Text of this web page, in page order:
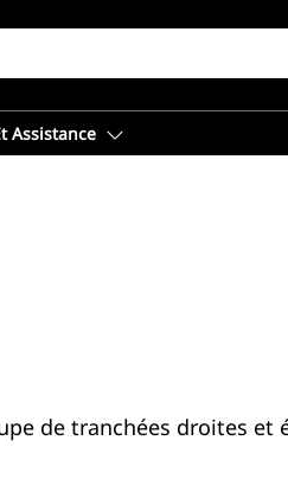
Assistance
de tranchées droites et